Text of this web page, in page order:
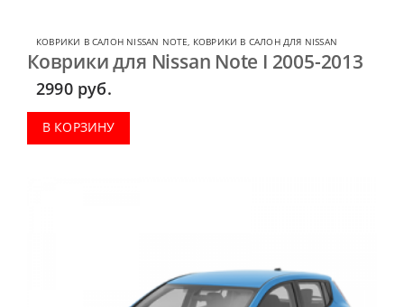
КОВРИКИ В САЛОН NISSAN NOTE КОВРИКИ В САЛОН ДЛЯ NISSAN
Коврики для Nissan Note I 2005-2013
2990 руб.
В КОРЗИНУ